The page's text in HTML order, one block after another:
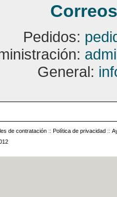
Pedidos:
General:
de contratación :: Política de privacidad ::